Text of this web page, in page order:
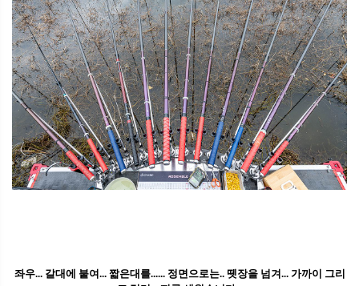
좌우... 갈대에 붙여... 짧은대를...... 정면으로는.. 뗏장을 넘겨... 가까이 그리